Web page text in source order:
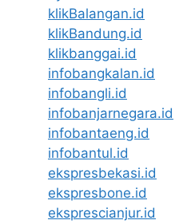
klikBalangan.id
klikBandung.id
klikbanggai.id
infobangkalan.id
infobangli.id
infobanjarnegara.id
infobantaeng.id
infobantul.id
ekspresbekasi.id
ekspresbone.id
eksprescianjur.id